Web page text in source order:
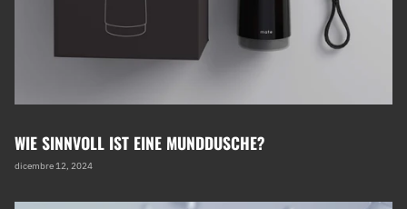
WIE SINNVOLL IST EINE MUNDDUSCHE?
dicembre 12, 2024